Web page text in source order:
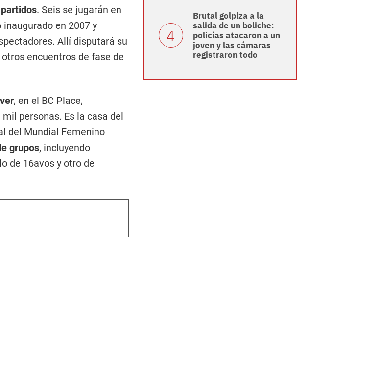
. Seis se jugarán en
inaugurado en 2007 y
Allí disputará su
encuentros de fase de
, en el BC Place,
personas. Es la casa del
del Mundial Femenino
grupos, incluyendo
de 16avos y otro de
Brutal golpiza a la
salida de un boliche:
policías atacaron a un
joven y las cámaras
registraron todo